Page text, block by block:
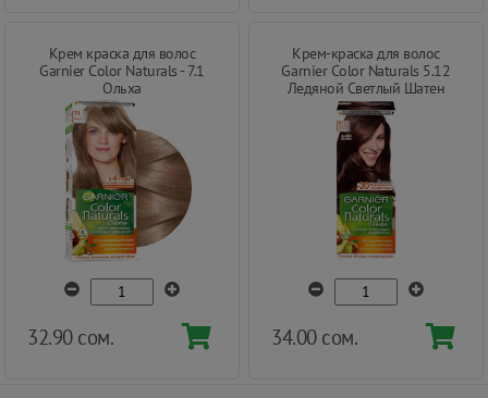
Крем краска для волос
Garnier Color Naturals - 7.1
Ольха
32.90 сом.
Крем-краска для волос
Garnier Color Naturals 5.12
Ледяной Светлый Шатен
34.00 сом.